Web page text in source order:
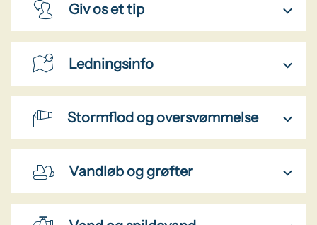
Giv os et tip
Ledningsinfo
Stormflod og oversvømmelse
Vandløb og grøfter